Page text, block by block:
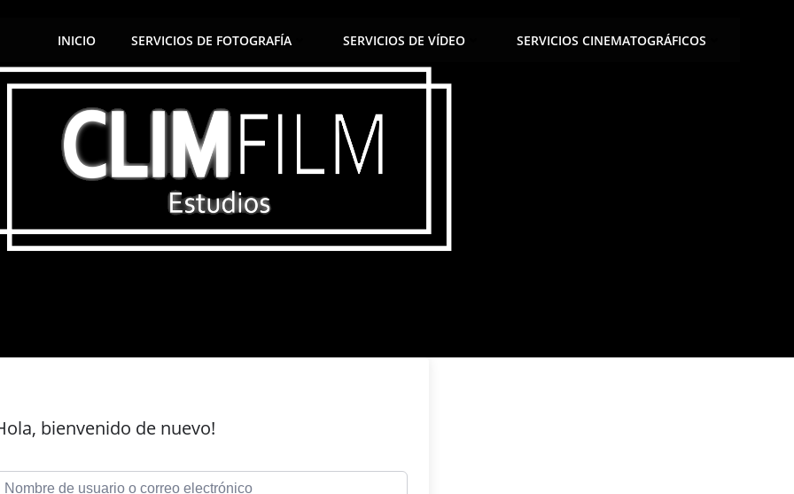
INICIO SERVICIOS DE FOTOGRAFÍA SERVICIOS DE VÍDEO SERVICIOS CINEMATOGRÁFICOS
bienvenido de nuevo!